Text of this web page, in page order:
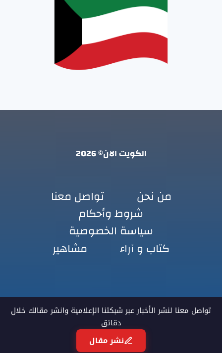
الكويت الان© 2026
من نحن
تواصل معنا
شروط وأحكام
سياسة الخصوصية
كتاب و آراء
مشاهير
تواصل معنا لنشر الأخبار عبر شبكتنا الإعلامية وانشر مقالك خلال
دقائق
نشر مقال